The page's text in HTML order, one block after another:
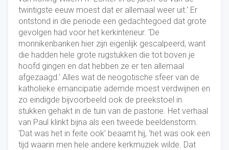
twintigste eeuw moest dat er allemaal weer uit.’ Er
ontstond in die periode een gedachtegoed dat grote
gevolgen had voor het kerkinterieur. ‘De
monnikenbanken hier zijn eigenlijk gescalpeerd, want
die hadden hele grote rugstukken die tot boven je
hoofd gingen en dat hebben ze er ten allemaal
afgezaagd.’ Alles wat de neogotische sfeer van de
katholieke emancipatie ademde moest verdwijnen en
zo eindigde bijvoorbeeld ook de preekstoel in
stukken gehakt in de tuin van de pastorie. Het verhaal
van Paul klinkt bijna als een tweede beeldenstorm.
‘Dat was het in feite ook’ beaamt hij, ‘het was ook een
tijd waarin men hele andere kerkmuziek wilde. Dat